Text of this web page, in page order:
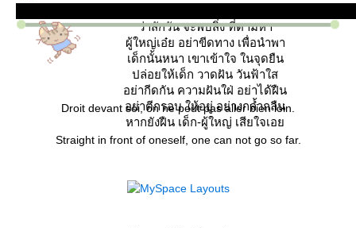
ว่าสักวัน จะพบสิ่ง ที่ตามหา
ผู้ใหญ่เอ๋ย อย่าขีดทาง เพื่อนำพา
เด็กนั้นหนา เขาเข้าใจ ในจุดยืน
ปล่อยให้เด็ก วาดฝัน วันฟ้าใส
อย่ากีดกัน ความฝันใฝ่ อย่าได้ฝืน
อย่าตีกรอบ ให้อยู่ อย่างกล้ำกลืน
หากยังฝืน เด็ก-ผู้ใหญ่ เสียใจเอ
Droit devant soi, on ne peut pas aller bien loin.
Straight in front of oneself, one can not go so far.